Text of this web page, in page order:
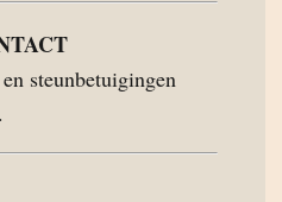
steunbetuigingen
.